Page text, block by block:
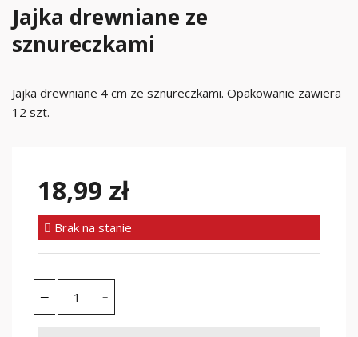
Jajka drewniane ze
sznureczkami
Jajka drewniane 4 cm ze sznureczkami. Opakowanie zawiera
12 szt.
18,99 zł
Brak na stanie